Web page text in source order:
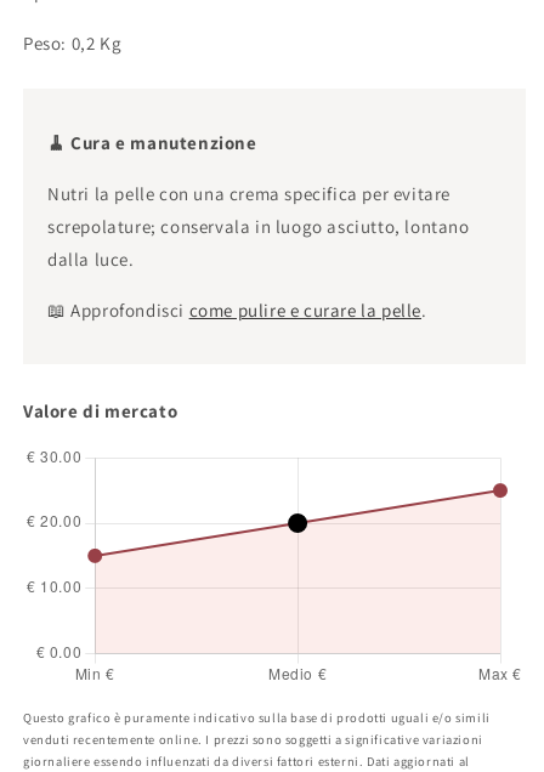
Peso: 0,2 Kg
🧹 Cura e manutenzione
Nutri la pelle con una crema specifica per evitare
screpolature; conservala in luogo asciutto, lontano
dalla luce.
📖 Approfondisci come pulire e curare la pelle.
Valore di mercato
Questo grafico è puramente indicativo sulla base di prodotti uguali e/o simili
venduti recentemente online. I prezzi sono soggetti a significative variazioni
giornaliere essendo influenzati da diversi fattori esterni. Dati aggiornati al